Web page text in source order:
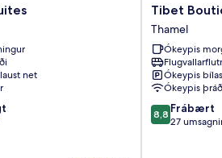
net
Tibet
Boutique
Hotel
Thamel
Tibet
Thamel
Ókeypis
Ókeypis
Ókeypis
8.8
af
8,8 Frábært
27